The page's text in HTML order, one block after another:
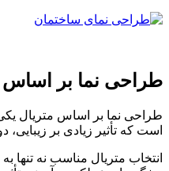
طراحی نما بر اساس
طراحی نما بر اساس متریال
است که تأثیر زیادی بر
انتخاب متریال مناسب نه تنها